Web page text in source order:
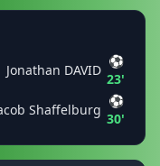
Jonathan DAVID
⚽
23'
Shaffelburg
⚽
30'